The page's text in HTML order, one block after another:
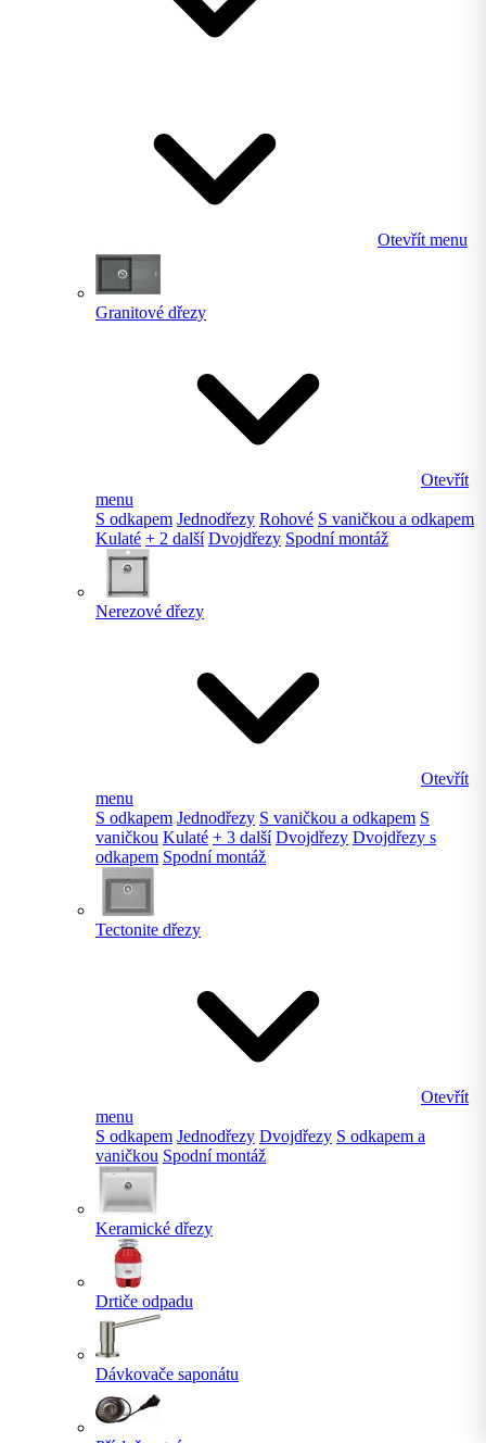
Otevřít menu
Granitové dřezy
Otevřít
menu
S odkapem Jednodřezy Rohové S vaničkou a odkapem
Kulaté + 2 další Dvojdřezy Spodní montáž
Nerezové dřezy
Otevřít
menu
S odkapem Jednodřezy S vaničkou a odkapem S
vaničkou Kulaté + 3 další Dvojdřezy Dvojdřezy s
odkapem Spodní montáž
Tectonite dřezy
Otevřít
menu
S odkapem Jednodřezy Dvojdřezy S odkapem a
vaničkou Spodní montáž
Keramické dřezy
Drtiče odpadu
Dávkovače saponátu